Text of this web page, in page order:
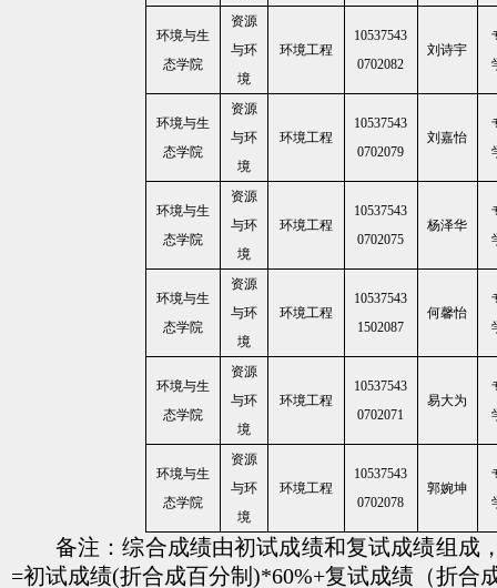
环境与生
态学院
资源
与环
境
环境工程
10537543
0702082
刘诗宇
环境与生
态学院
资源
与环
境
环境工程
10537543
0702079
刘嘉怡
环境与生
态学院
资源
与环
境
环境工程
10537543
0702075
杨泽华
环境与生
态学院
资源
与环
境
环境工程
10537543
1502087
何馨怡
环境与生
态学院
资源
与环
境
环境工程
10537543
0702071
易大为
环境与生
态学院
资源
与环
境
环境工程
10537543
0702078
郭婉坤
备注：综合成绩由初试成绩和复试成绩组成
=初试成绩(折合成百分制)*60%+复试成绩（折合